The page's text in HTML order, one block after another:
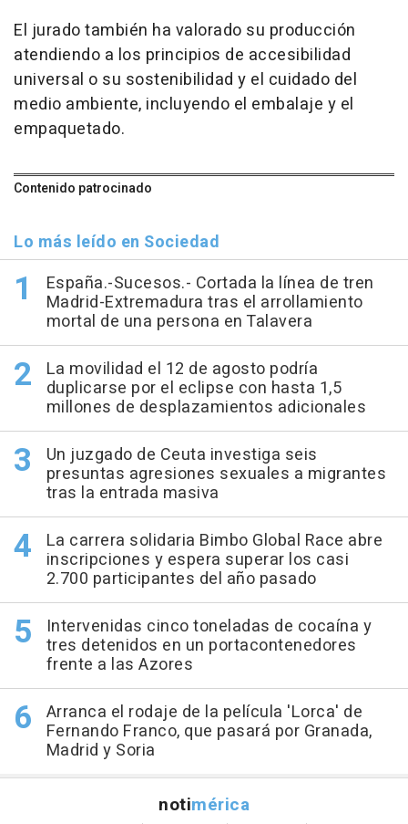
El jurado también ha valorado su producción
atendiendo a los principios de accesibilidad
universal o su sostenibilidad y el cuidado del
medio ambiente, incluyendo el embalaje y el
empaquetado.
Contenido patrocinado
Lo más leído en Sociedad
España.-Sucesos.- Cortada la línea de tren
Madrid-Extremadura tras el arrollamiento
mortal de una persona en Talavera
La movilidad el 12 de agosto podría
duplicarse por el eclipse con hasta 1,5
millones de desplazamientos adicionales
Un juzgado de Ceuta investiga seis
presuntas agresiones sexuales a migrantes
tras la entrada masiva
La carrera solidaria Bimbo Global Race abre
inscripciones y espera superar los casi
2.700 participantes del año pasado
Intervenidas cinco toneladas de cocaína y
tres detenidos en un portacontenedores
frente a las Azores
Arranca el rodaje de la película 'Lorca' de
Fernando Franco, que pasará por Granada,
Madrid y Soria
notimérica